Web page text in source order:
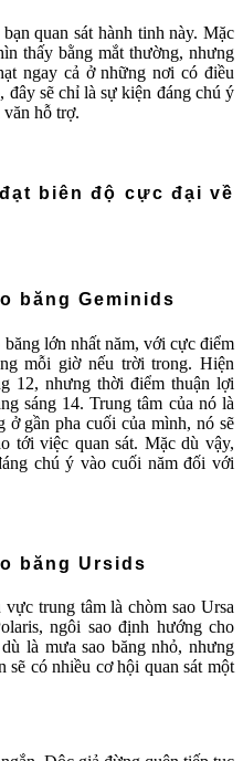
quan sát hành tinh này. Mặc
thấy bằng mắt thường, nhưng
ngay cả ở những nơi có điều
sẽ chỉ là sự kiện đáng chú ý
hỗ trợ.
biên độ cực đại về
băng Geminids
lớn nhất năm, với cực điểm
mỗi giờ nếu trời trong. Hiện
12, nhưng thời điểm thuận lợi
sáng 14. Trung tâm của nó là
ở gần pha cuối của mình, nó sẽ
tới việc quan sát. Mặc dù vậy,
chú ý vào cuối năm đối với
băng Ursids
trung tâm là chòm sao Ursa
ngôi sao định hướng cho
là mưa sao băng nhỏ, nhưng
sẽ có nhiều cơ hội quan sát một